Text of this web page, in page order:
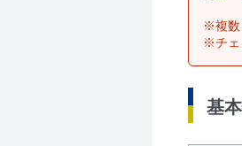
※複数
※チェ
基